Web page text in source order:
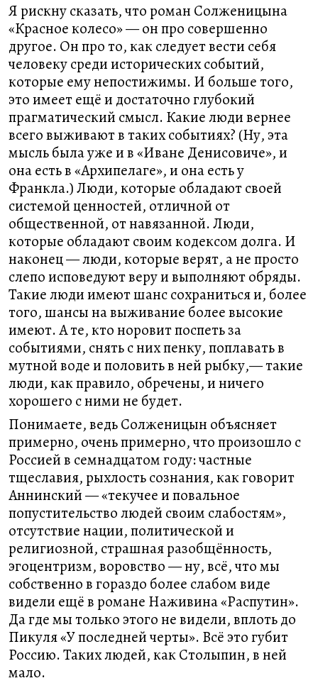
Я рискну сказать, что роман Солженицына
«Красное колесо» — он про совершенно
другое. Он про то, как следует вести себя
человеку среди исторических событий,
которые ему непостижимы. И больше того,
это имеет ещё и достаточно глубокий
прагматический смысл. Какие люди вернее
всего выживают в таких событиях? (Ну, эта
мысль была уже и в «Иване Денисовиче», и
она есть в «Архипелаге», и она есть у
Франкла.) Люди, которые обладают своей
системой ценностей, отличной от
общественной, от навязанной. Люди,
которые обладают своим кодексом долга. И
наконец — люди, которые верят, а не просто
слепо исповедуют веру и выполняют обряды.
Такие люди имеют шанс сохраниться и, более
того, шансы на выживание более высокие
имеют. А те, кто норовит поспеть за
событиями, снять с них пенку, поплавать в
мутной воде и половить в ней рыбку,— такие
люди, как правило, обречены, и ничего
хорошего с ними не будет.
Понимаете, ведь Солженицын объясняет
примерно, очень примерно, что произошло с
Россией в семнадцатом году: частные
тщеславия, рыхлость сознания, как говорит
Аннинский — «текучее и повальное
попустительство людей своим слабостям»,
отсутствие нации, политической и
религиозной, страшная разобщённость,
эгоцентризм, воровство — ну, всё, что мы
собственно в гораздо более слабом виде
видели ещё в романе Наживина «Распутин».
Да где мы только этого не видели, вплоть до
Пикуля «У последней черты». Всё это губит
Россию. Таких людей, как Столыпин, в ней
мало.